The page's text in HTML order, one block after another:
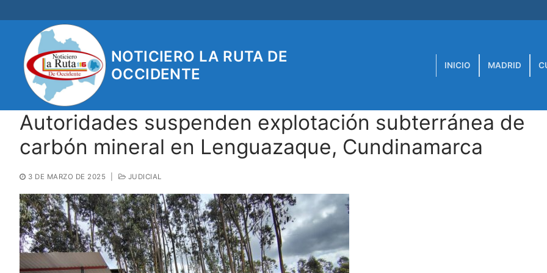
al
contenido
NOTICIERO LA RUTA DE
OCCIDENTE
INICIO MADRID
Autoridades suspenden explotación subterránea de
carbón mineral en Lenguazaque, Cundinamarca
3 DE MARZO DE 2025 JUDICIAL